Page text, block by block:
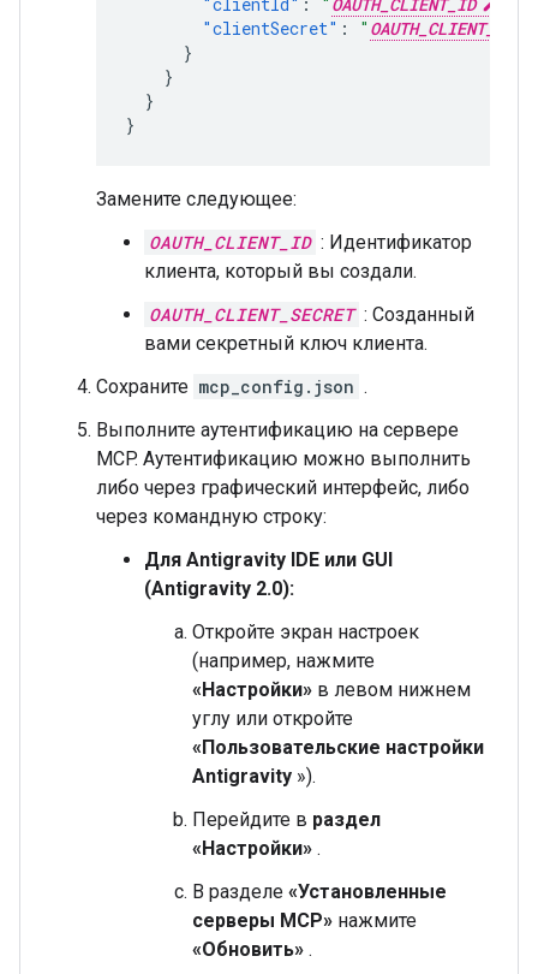
"clientSecret" : "
}
}
}
}
Замените следующее:
OAUTH_CLIENT_ID : Идентификатор
клиента, который вы создали.
OAUTH_CLIENT_SECRET : Созданный
вами секретный ключ клиента.
Сохраните mcp_config.json .
Выполните аутентификацию на сервере
MCP. Аутентификацию можно выполнить
либо через графический интерфейс, либо
через командную строку:
Для Antigravity IDE или GUI
(Antigravity 2.0):
Откройте экран настроек
(например, нажмите
«Настройки» в левом нижнем
углу или откройте
«Пользовательские настройки
Antigravity »).
Перейдите в раздел
«Настройки» .
В разделе «Установленные
серверы MCP» нажмите
«Обновить» .